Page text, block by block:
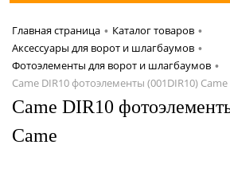
Главная страница • Каталог товаров •
Аксессуары для ворот и шлагбаумов •
Фотоэлементы для ворот и шлагбаумов •
Came DIR10 фотоэлементы (001DIR10) Came
Came DIR10
Came